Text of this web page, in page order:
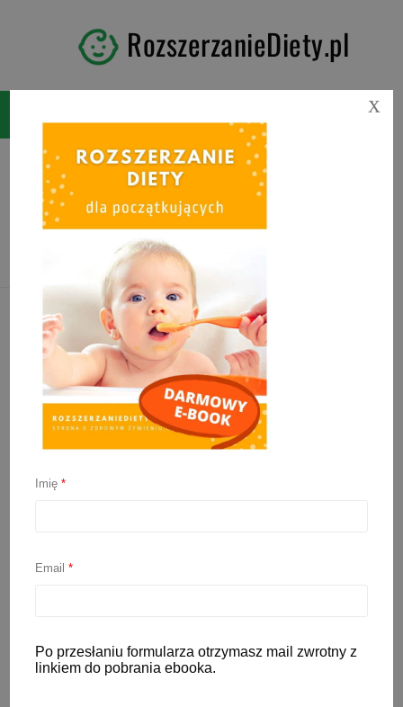
RozszerzanieDiety.pl
Tag:ile tłuszczu dla
niemowlaka
Czyli wszystko o
małego dziecka
Imię*
Email*
Po przesłaniu formularza otrzymasz mail zwrotny z
linkiem do pobrania ebooka.
X